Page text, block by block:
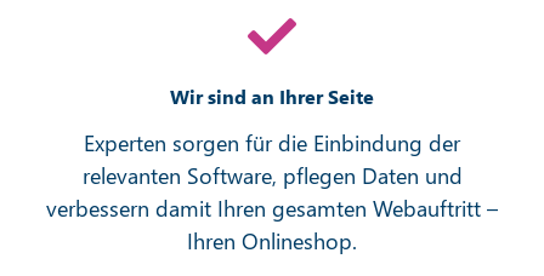
Wir sind an Ihrer Seite
Experten sorgen für die Einbindung der
relevanten Software, pflegen Daten und
verbessern damit Ihren gesamten Webauftritt –
Ihren Onlineshop.